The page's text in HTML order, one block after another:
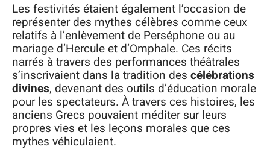
Les festivités étaient également l’occasion de
représenter des mythes célèbres comme ceux
relatifs à l’enlèvement de Perséphone ou au
mariage d’Hercule et d’Omphale. Ces récits
narrés à travers des performances théâtrales
s’inscrivaient dans la tradition des célébrations
divines, devenant des outils d’éducation morale
pour les spectateurs. À travers ces histoires, les
anciens Grecs pouvaient méditer sur leurs
propres vies et les leçons morales que ces
mythes véhiculaient.